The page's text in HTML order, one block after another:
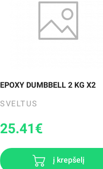
EPOXY DUMBBELL 2 KG X2
SVELTUS
25.41€
į krepšelį